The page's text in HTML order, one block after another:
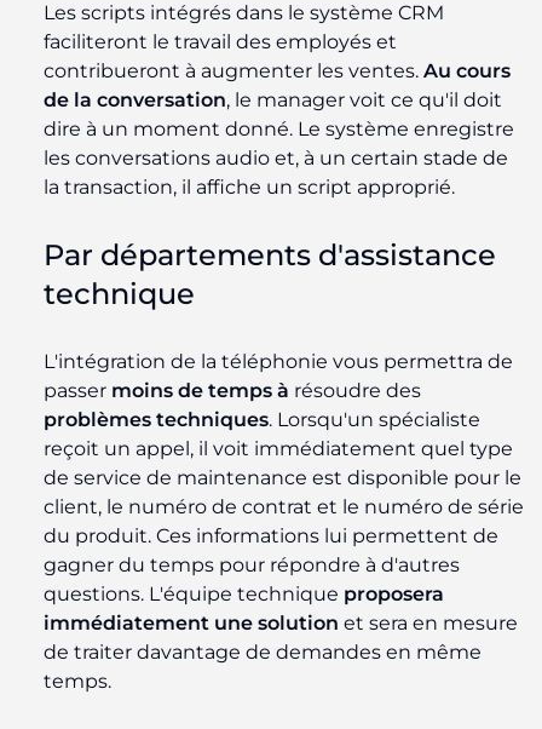
Les scripts intégrés dans le système CRM
faciliteront le travail des employés et
contribueront à augmenter les ventes. Au cours
de la conversation, le manager voit ce qu'il doit
dire à un moment donné. Le système enregistre
les conversations audio et, à un certain stade de
la transaction, il affiche un script approprié.
Par départements d'assistance
technique
L'intégration de la téléphonie vous permettra de
passer moins de temps à résoudre des
problèmes techniques. Lorsqu'un spécialiste
reçoit un appel, il voit immédiatement quel type
de service de maintenance est disponible pour le
client, le numéro de contrat et le numéro de série
du produit. Ces informations lui permettent de
gagner du temps pour répondre à d'autres
questions. L'équipe technique proposera
immédiatement une solution et sera en mesure
de traiter davantage de demandes en même
temps.